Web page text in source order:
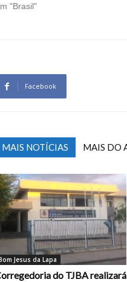
"Brasil"
Facebook
MAIS NOTÍCIAS MAIS DO
Jesus da Lapa
do TJBA realizará